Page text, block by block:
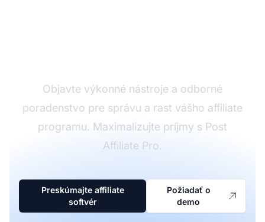
Objavte výkonné nástroje a odborné
poradenstvo pre správu a rast vášho affiliate
programu. Maximalizujte príjmy s Post
Affiliate Pro.
Preskúmajte affiliate
softvér
Požiadať o
demo